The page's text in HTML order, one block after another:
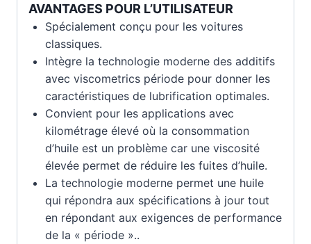
AVANTAGES POUR L’UTILISATEUR
Spécialement conçu pour les voitures
classiques.
Intègre la technologie moderne des additifs
avec viscometrics période pour donner les
caractéristiques de lubrification optimales.
Convient pour les applications avec
kilométrage élevé où la consommation
d’huile est un problème car une viscosité
élevée permet de réduire les fuites d’huile.
La technologie moderne permet une huile
qui répondra aux spécifications à jour tout
en répondant aux exigences de performance
de la « période »..